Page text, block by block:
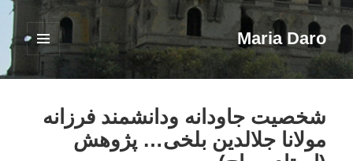
Maria Daro
فهرست
ابزارک‌ها
شخصيت جاودانه ودانشمند فرزانه
مولانا جلالدین بلخی… پژوهش